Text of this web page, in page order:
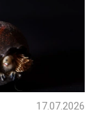
17.07.2026